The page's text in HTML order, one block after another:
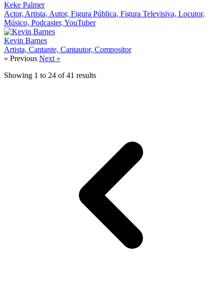
Keke Palmer
Actor, Artista, Autor, Figura Pública, Figura Televisiva, Locutor,
Músico, Podcaster, YouTuber
Kevin Barnes
Artista, Cantante, Cantautor, Compositor
« Previous Next »
Showing 1 to 24 of 41 results